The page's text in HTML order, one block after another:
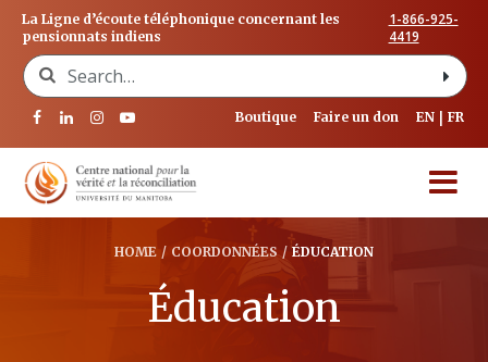
La Ligne d’écoute téléphonique concernant les
pensionnats indiens
1-866-925-
4419
Search for:
Boutique Faire un don EN FR
HOME / COORDONNÉES / ÉDUCATION
Éducation